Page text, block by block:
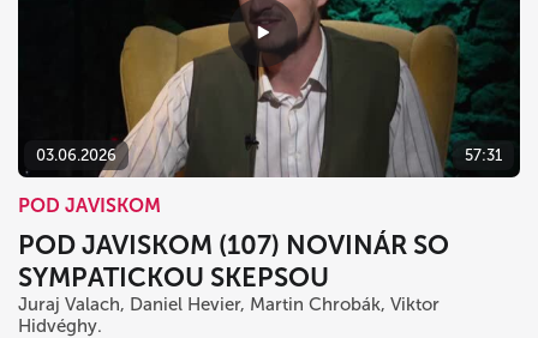
03.06.2026 57:31
POD JAVISKOM
POD JAVISKOM (107) NOVINÁR SO
SYMPATICKOU SKEPSOU
Juraj Valach, Daniel Hevier, Martin Chrobák, Viktor
Hidvéghy.